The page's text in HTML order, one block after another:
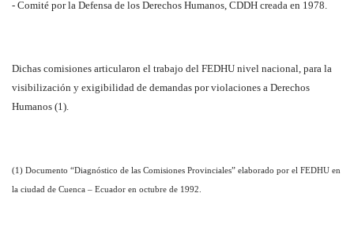
- Comité por la Defensa de los Derechos Humanos, CDDH creada en 1978.
Dichas comisiones articularon el trabajo del FEDHU nivel nacional, para la
visibilización y exigibilidad de demandas por violaciones a Derechos
Humanos (1).
(1) Documento “Diagnóstico de las Comisiones Provinciales” elaborado por el FEDHU en
la ciudad de Cuenca – Ecuador en octubre de 1992.